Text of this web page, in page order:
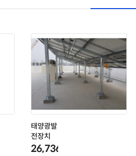
태양광발
전장치
26,736,000